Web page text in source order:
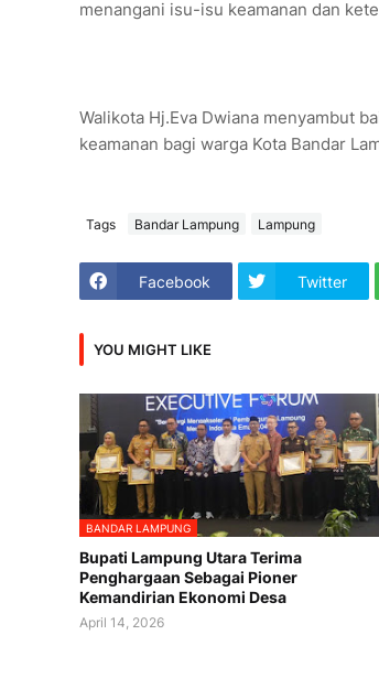
menangani isu-isu keamanan dan
Walikota Hj.Eva Dwiana menyambut
keamanan bagi warga Kota Bandar
Tags Bandar Lampung Lampung
Facebook Twitter
YOU MIGHT LIKE
BANDAR LAMPUNG
Bupati Lampung Utara Terima
Penghargaan Sebagai Pioner
Kemandirian Ekonomi Desa
April 14, 2026